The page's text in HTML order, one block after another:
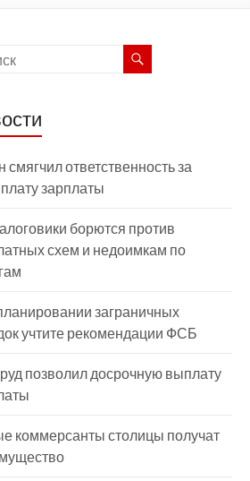
смягчил ответственность за
зарплаты
борются против
схем и недоимкам по
заграничных
учтите рекомендации ФСБ
позволил досрочную выплату
коммерсанты столицы получат